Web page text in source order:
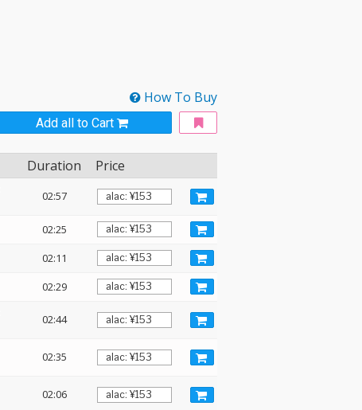
How To Buy
Add all to Cart
Duration Price
02:57
02:25
02:11
02:29
02:44
02:35
02:06